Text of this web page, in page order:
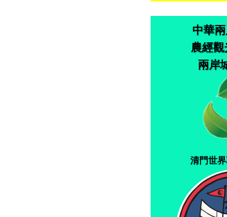
中華
農經
兩岸
清門世